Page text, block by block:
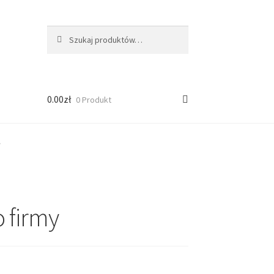
0.00zł 0 Produkt
firmy